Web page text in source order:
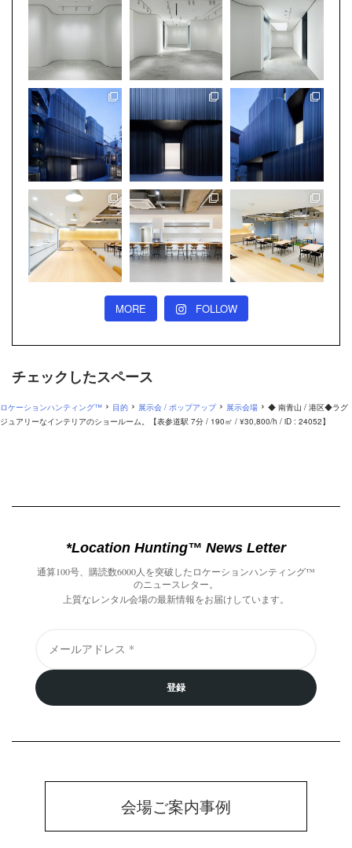
MORE FOLLOW
チェックしたスペース
ロケーションハンティング™ › 目的 › 展示会 / ポップアップ › 展示会場 › ◆ 南青山 / 港区◆ラグ
ジュアリーなインテリアのショールーム。【表参道駅 7分 / 190㎡ / ¥30,800/h / iD : 24052】
*Location Hunting™️ News Letter
通算100号、購読数6000人を突破したロケーションハンティング™️
のニュースレター。
上質なレンタル会場の最新情報をお届けしています。
登録
会場ご案内事例